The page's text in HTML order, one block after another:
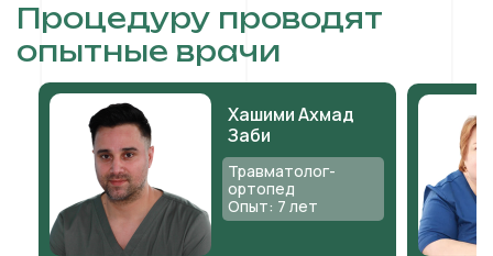
Процедуру проводят
опытные врачи
Хашими Ахмад
Заби
Травматолог-
ортопед
Опыт: 7 лет